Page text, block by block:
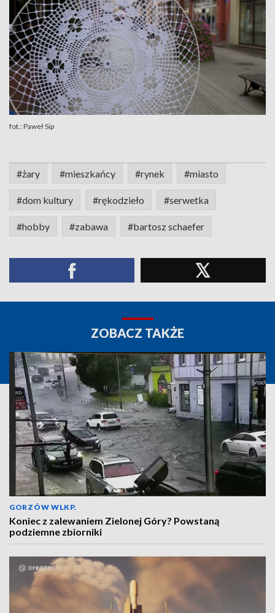
fot.: Paweł Sip
#żary #mieszkańcy #rynek #miasto
#dom kultury #rękodzieło #serwetka
#hobby #zabawa #bartosz schaefer
ZOBACZ TAKŻE
GORZÓW WLKP.
Koniec z zalewaniem Zielonej Góry? Powstaną
podziemne zbiorniki